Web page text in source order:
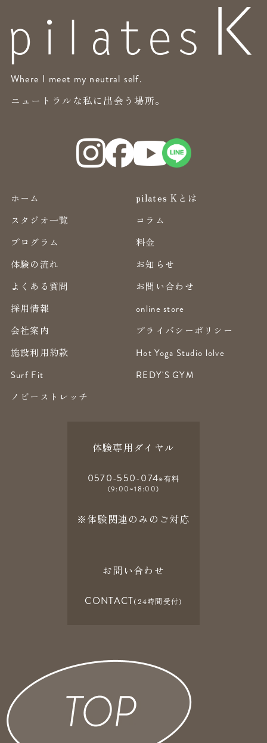
Where I meet my neutral self.
ニュートラルな私に出会う場所。
ホーム
pilates Kとは
スタジオ一覧
コラム
プログラム
料金
体験の流れ
お知らせ
よくある質問
お問い合わせ
採用情報
online store
会社案内
プライバシーポリシー
施設利用約款
Hot Yoga Studio lolve
Surf Fit
REDY'S GYM
ノビーストレッチ
体験専用ダイヤル
0570-550-074※有料
(9:00~18:00)
※体験関連のみのご対応
お問い合わせ
CONTACT(24時間受付)